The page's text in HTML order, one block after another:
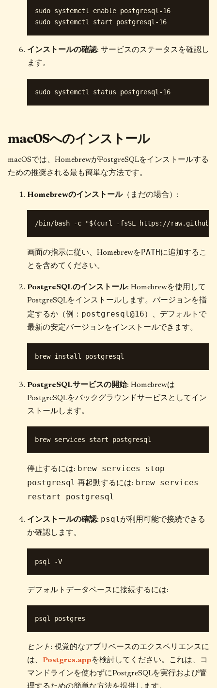
sudo systemctl enable postgresql-16
インストールの確認: サービスのステータスを確認し
ます。
macOSへのインストール
macOSでは、HomebrewがPostgreSQLをインストールする
ための推奨される最も簡単な方法です。
Homebrewのインストール（まだの場合）:
画面の指示に従い、HomebrewをPATHに追加するこ
とを含めてください。
PostgreSQLのインストール: Homebrewを使用して
PostgreSQLをインストールします。バージョンを指
定するか（例： postgresql@16 ）、デフォルトで
最新の安定バージョンをインストールできます。
PostgreSQLサービスの開始: Homebrewは
PostgreSQLをバックグラウンドサービスとしてイン
ストールします。
停止するには: brew services stop
postgresql 再起動するには: brew services
restart postgresql
インストールの確認: psqlが利用可能で接続できる
か確認します。
デフォルトデータベースに接続するには:
ヒント : 視覚的なアプリベースのエクスペリエンスに
は、 Postgres.appを検討してください。これは、コ
マンドラインを使わずにPostgreSQLを実行および管
理するための簡単な方法を提供します。